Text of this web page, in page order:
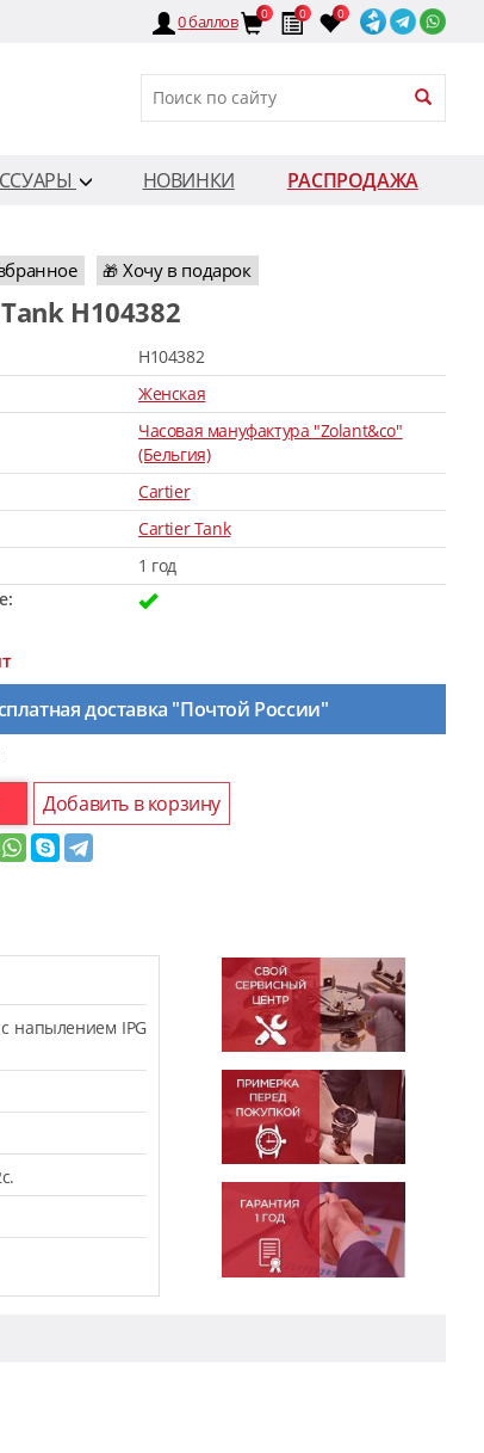
0баллов 0 0 0
НОВИНКИ
РАСПРОДАЖА
🎁 Хочу в подарок
H104382
H104382
Женская
Часовая мануфактура "Zolant&co"
(Бельгия)
Cartier
Cartier Tank
1 год
доставка "Почтой России"
Добавить в корзину
напылением IPG